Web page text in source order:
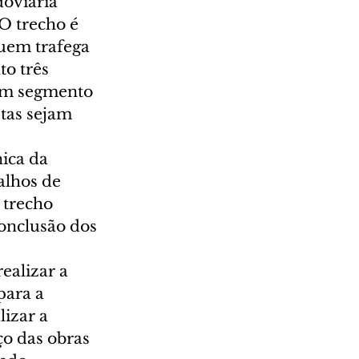
trecho é
trafega
três
segmento
sejam
da
de
trecho
dos
a
a
a
das obras